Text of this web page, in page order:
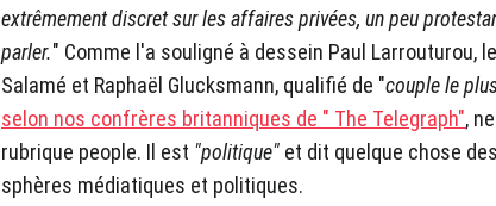
extrêmement discret sur les affaires privées, un peu
parler." Comme l'a souligné à dessein Paul Larrouturou,
Salamé et Raphaël Glucksmann, qualifié de "couple le
selon nos confrères britanniques de " The Telegraph",
rubrique people. Il est "politique" et dit quelque chose
sphères médiatiques et politiques.